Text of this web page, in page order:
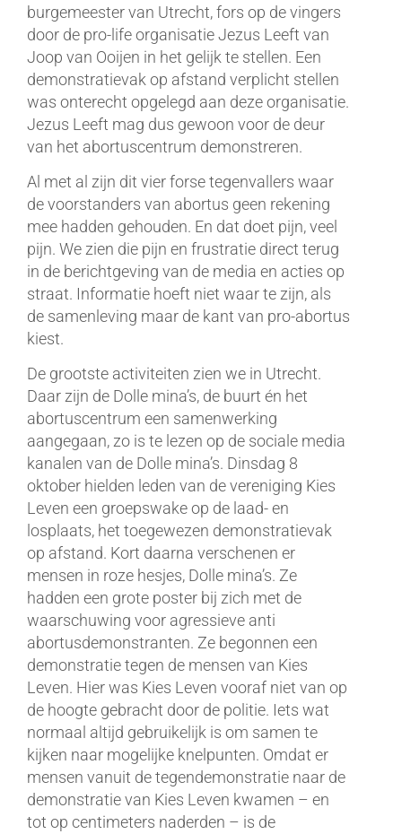
burgemeester van Utrecht, fors op de vingers
door de pro-life organisatie Jezus Leeft van
Joop van Ooijen in het gelijk te stellen. Een
demonstratievak op afstand verplicht stellen
was onterecht opgelegd aan deze organisatie.
Jezus Leeft mag dus gewoon voor de deur
van het abortuscentrum demonstreren.
Al met al zijn dit vier forse tegenvallers waar
de voorstanders van abortus geen rekening
mee hadden gehouden. En dat doet pijn, veel
pijn. We zien die pijn en frustratie direct terug
in de berichtgeving van de media en acties op
straat. Informatie hoeft niet waar te zijn, als
de samenleving maar de kant van pro-abortus
kiest.
De grootste activiteiten zien we in Utrecht.
Daar zijn de Dolle mina’s, de buurt én het
abortuscentrum een samenwerking
aangegaan, zo is te lezen op de sociale media
kanalen van de Dolle mina’s. Dinsdag 8
oktober hielden leden van de vereniging Kies
Leven een groepswake op de laad- en
losplaats, het toegewezen demonstratievak
op afstand. Kort daarna verschenen er
mensen in roze hesjes, Dolle mina’s. Ze
hadden een grote poster bij zich met de
waarschuwing voor agressieve anti
abortusdemonstranten. Ze begonnen een
demonstratie tegen de mensen van Kies
Leven. Hier was Kies Leven vooraf niet van op
de hoogte gebracht door de politie. Iets wat
normaal altijd gebruikelijk is om samen te
kijken naar mogelijke knelpunten. Omdat er
mensen vanuit de tegendemonstratie naar de
demonstratie van Kies Leven kwamen – en
tot op centimeters naderden – is de